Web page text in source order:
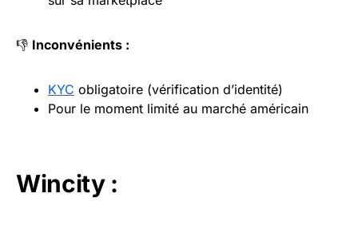
👎 Inconvénients :
KYC obligatoire (vérification d’identité)
Pour le moment limité au marché américain
Wincity :